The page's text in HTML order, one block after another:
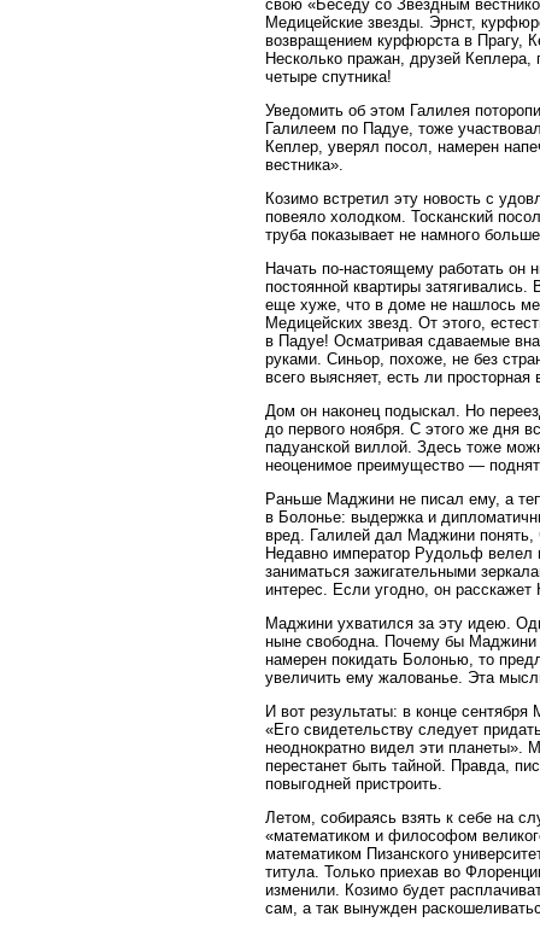
свою «Беседу со Звездным
Медицейские звезды. Эрнст,
возвращением курфюрста в Прагу,
Несколько пражан, друзей
четыре спутника!
Уведомить об этом Галилея
Галилеем по Падуе, тоже
Кеплер, уверял посол, намерен
вестника».
Козимо встретил эту новость с
повеяло холодком. Тосканский
труба показывает не намного
Начать по-настоящему работать он
постоянной квартиры
еще хуже, что в доме не нашлось
Медицейских звезд. От этого,
в Падуе! Осматривая сдаваемые
руками. Синьор, похоже, не без
всего выясняет, есть ли
Дом он наконец подыскал. Но
до первого ноября. С этого же дня
падуанской виллой. Здесь тоже
неоценимое преимущество —
Раньше Маджини не писал ему, а
в Болонье: выдержка и
вред. Галилей дал Маджини понять,
Недавно император Рудольф велел
заниматься зажигательными
интерес. Если угодно, он расскажет
Маджини ухватился за эту идею.
ныне свободна. Почему бы Маджини
намерен покидать Болонью, то
увеличить ему жалованье. Эта
И вот результаты: в конце
«Его свидетельству следует
неоднократно видел эти планеты».
перестанет быть тайной. Правда,
повыгодней пристроить.
Летом, собираясь взять к себе на
«математиком и философом
математиком Пизанского
титула. Только приехав во
изменили. Козимо будет
сам, а так вынужден